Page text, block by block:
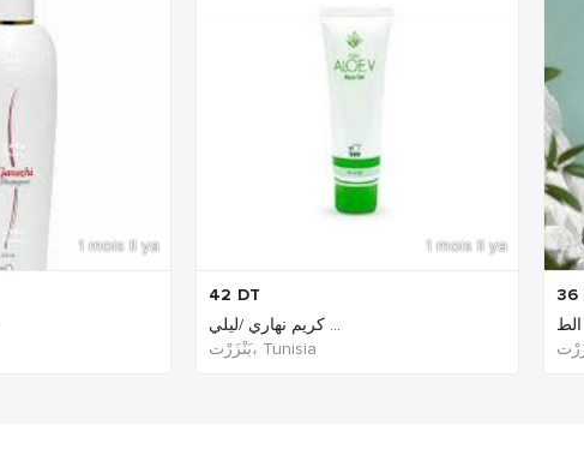
1 mois Il ya 1 mois Il ya
42 DT
كريم نهاري /ليلي ...
بَنْزَرْت‎، Tunisia
36